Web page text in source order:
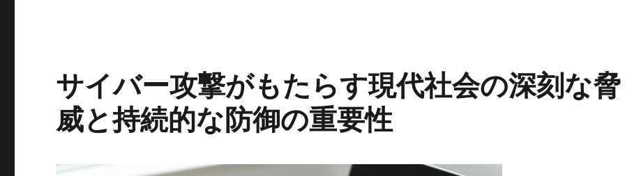
サイバー攻撃がもたらす現代社会の深刻な脅
威と持続的な防御の重要性